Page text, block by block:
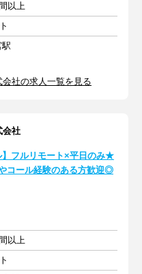
以上
社の求人一覧を見る
会社
】フルリモート×平日のみ★
コール経験のある方歓迎◎
以上